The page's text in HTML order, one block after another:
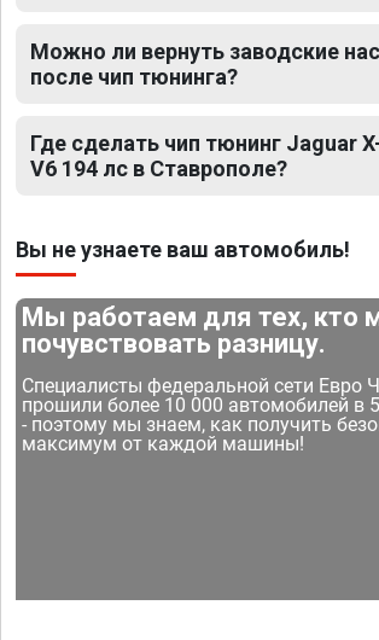
Можно ли вернуть заводские
после чип тюнинга?
Где сделать чип тюнинг Jaguar
V6 194 лс в Ставрополе?
Вы не узнаете ваш автомобиль!
Мы работаем для тех, кто
почувствовать разницу.
Специалисты федеральной сети Евро
прошили более 10 000 автомобилей в
- поэтому мы знаем, как получить
максимум от каждой машины!